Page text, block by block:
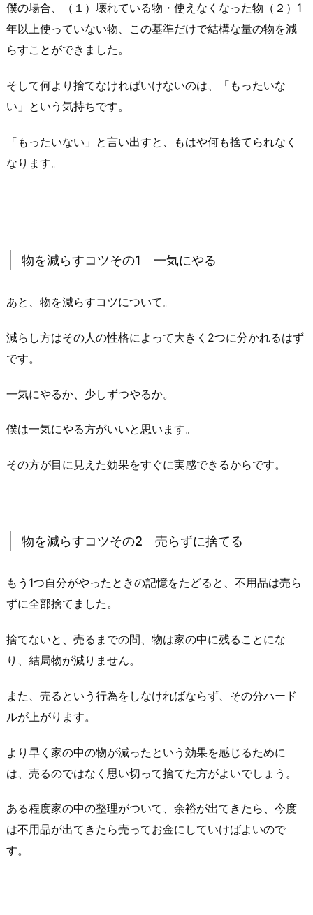
僕の場合、（１）壊れている物・使えなくなった物（２）1
年以上使っていない物、この基準だけで結構な量の物を減
らすことができました。
そして何より捨てなければいけないのは、「もったいな
い」という気持ちです。
「もったいない」と言い出すと、もはや何も捨てられなく
なります。
物を減らすコツその1 一気にやる
あと、物を減らすコツについて。
減らし方はその人の性格によって大きく2つに分かれるはず
です。
一気にやるか、少しずつやるか。
僕は一気にやる方がいいと思います。
その方が目に見えた効果をすぐに実感できるからです。
物を減らすコツその2 売らずに捨てる
もう1つ自分がやったときの記憶をたどると、不用品は売ら
ずに全部捨てました。
捨てないと、売るまでの間、物は家の中に残ることにな
り、結局物が減りません。
また、売るという行為をしなければならず、その分ハード
ルが上がります。
より早く家の中の物が減ったという効果を感じるために
は、売るのではなく思い切って捨てた方がよいでしょう。
ある程度家の中の整理がついて、余裕が出てきたら、今度
は不用品が出てきたら売ってお金にしていけばよいので
す。